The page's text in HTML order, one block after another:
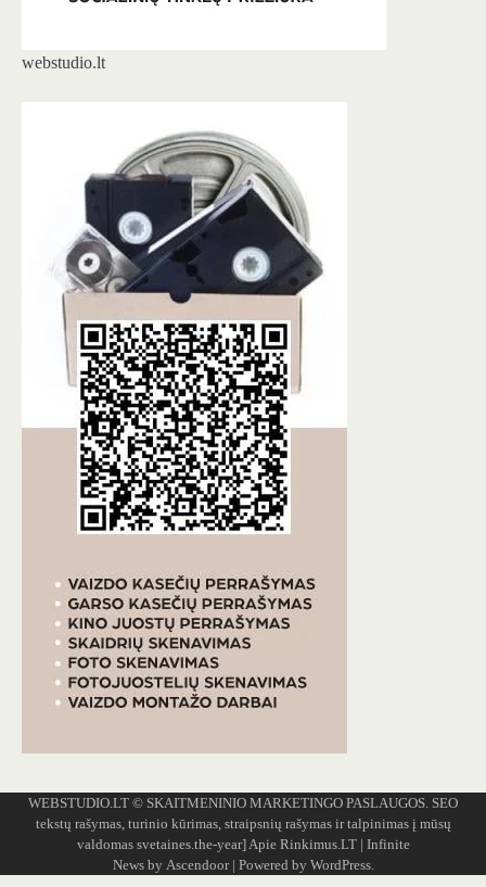
webstudio.lt
WEBSTUDIO.LT © SKAITMENINIO MARKETINGO PASLAUGOS. SEO
tekstų rašymas, turinio kūrimas, straipsnių rašymas ir talpinimas į mūsų
valdomas svetaines.the-year]Apie Rinkimus.LT| Infinite
News by Ascendoor| Powered by WordPress.